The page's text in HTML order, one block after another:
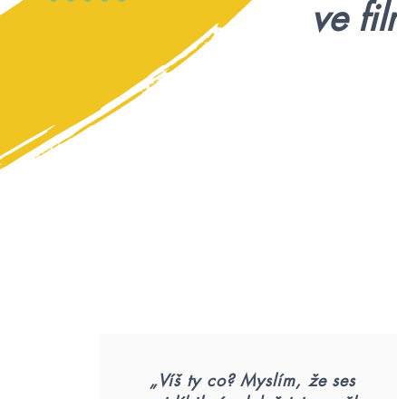
ve
„Víš ty co? Myslím, že ses